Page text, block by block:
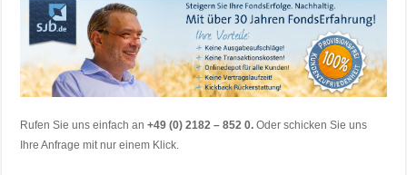
Rufen Sie uns einfach an+49 (0) 2182 – 852 0. Oder schicken Sie uns
Ihre Anfrage mit nur einem Klick.